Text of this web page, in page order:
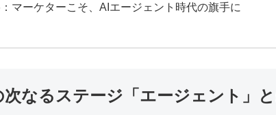
マーケターこそ、AIエージェント時代の旗手に
なるステージ「エージェント」と